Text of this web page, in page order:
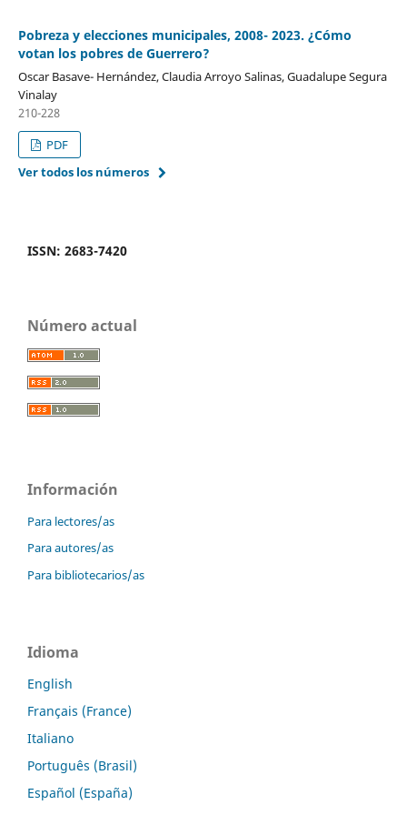
Pobreza y elecciones municipales, 2008- 2023. ¿Cómo
votan los pobres de Guerrero?
Oscar Basave- Hernández, Claudia Arroyo Salinas, Guadalupe Segura
Vinalay
210-228
PDF
Ver todos los números
ISSN: 2683-7420
Número actual
Información
Para lectores/as
Para autores/as
Para bibliotecarios/as
Idioma
English
Français (France)
Italiano
Português (Brasil)
Español (España)